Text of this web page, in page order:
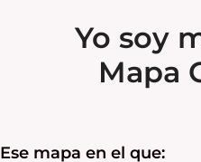
Yo soy
Mapa
Ese mapa en el que: